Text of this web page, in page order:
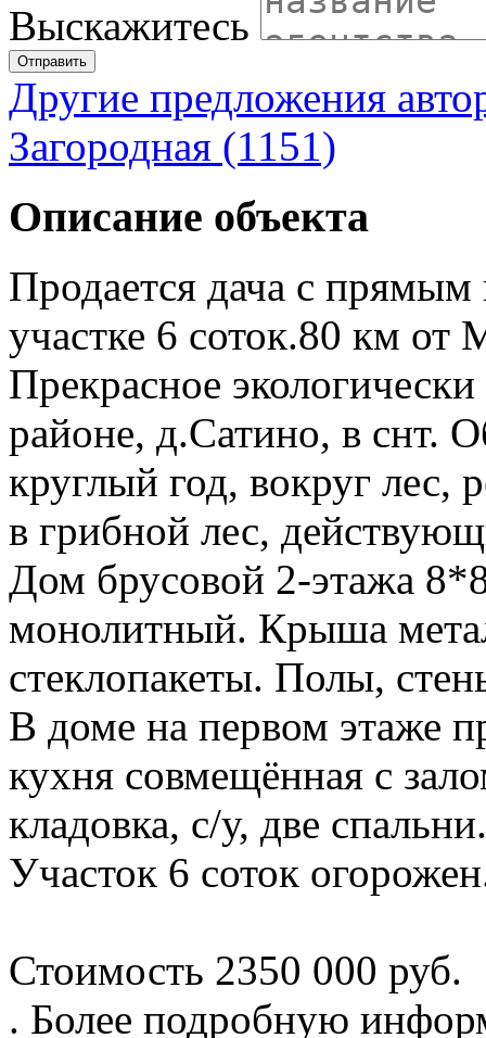
Выскажитесь
Отправить
Другие предложения
Загородная (1151)
Описание объекта
Продается дача с
участке 6 соток.80 км
Прекрасное
районе, д.Сатино, в снт.
круглый год, вокруг лес,
в грибной лес,
Дом брусовой 2-этажа
монолитный. Крыша
стеклопакеты. Полы,
В доме на первом этаже
кухня совмещённая с
кладовка, с/у, две
Участок 6 соток
Стоимость 2350 000 руб.
. Более подробную